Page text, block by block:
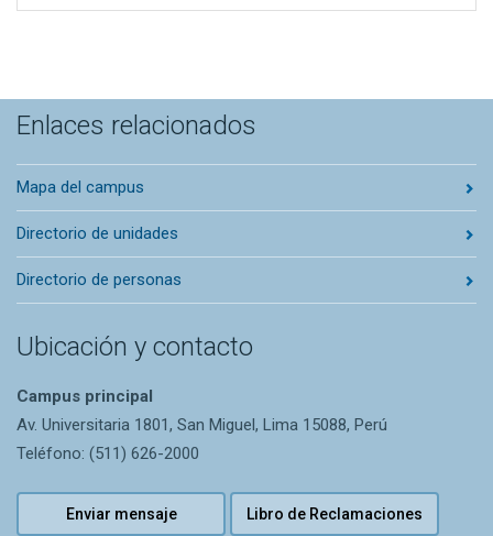
Enlaces relacionados
Mapa del campus
Directorio de unidades
Directorio de personas
Ubicación y contacto
Campus principal
Av. Universitaria 1801, San Miguel, Lima 15088, Perú
Teléfono: (511) 626-2000
Enviar mensaje Libro de Reclamaciones